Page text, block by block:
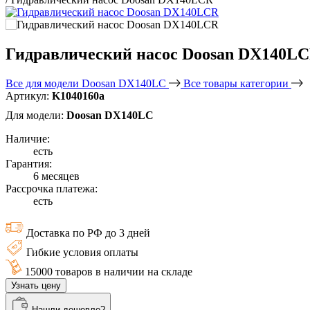
Гидравлический насос Doosan
Все для модели Doosan DX140LC
Все товары категории
Артикул: K1040160а
Для модели: Doosan DX140LC
Наличие:
есть
Гарантия:
6 месяцев
Рассрочка платежа:
есть
Доставка по РФ до 3 дней
Гибкие условия оплаты
15000 товаров в наличии на складе
Узнать цену